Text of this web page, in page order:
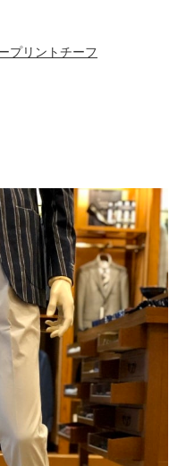
プリントチーフ